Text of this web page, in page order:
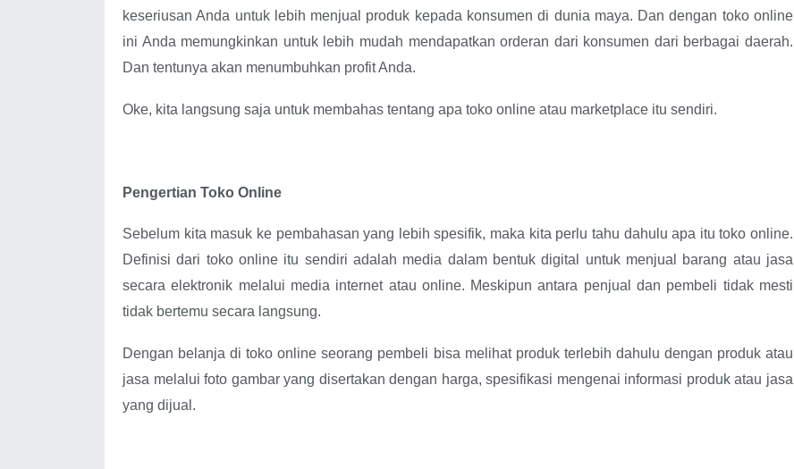
keseriusan Anda untuk lebih menjual produk kepada konsumen di dunia maya. Dan dengan toko online
ini Anda memungkinkan untuk lebih mudah mendapatkan orderan dari konsumen dari berbagai daerah.
Dan tentunya akan menumbuhkan profit Anda.
Oke, kita langsung saja untuk membahas tentang apa toko online atau marketplace itu sendiri.
Pengertian Toko Online
Sebelum kita masuk ke pembahasan yang lebih spesifik, maka kita perlu tahu dahulu apa itu toko online.
Definisi dari toko online itu sendiri adalah media dalam bentuk digital untuk menjual barang atau jasa
secara elektronik melalui media internet atau online. Meskipun antara penjual dan pembeli tidak mesti
tidak bertemu secara langsung.
Dengan belanja di toko online seorang pembeli bisa melihat produk terlebih dahulu dengan produk atau
jasa melalui foto gambar yang disertakan dengan harga, spesifikasi mengenai informasi produk atau jasa
yang dijual.